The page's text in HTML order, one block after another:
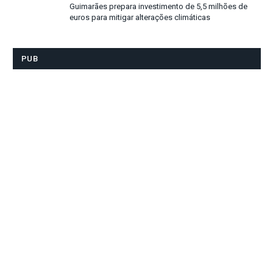
Guimarães prepara investimento de 5,5 milhões de
euros para mitigar alterações climáticas
PUB